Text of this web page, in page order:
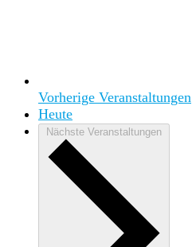
Vorherige Veranstaltungen
Heute
Nächste Veranstaltungen